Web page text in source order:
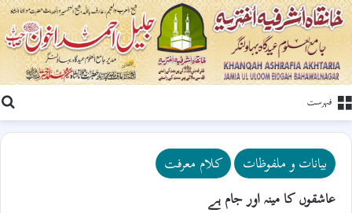
فہرست
بیانات و ملفوظات
کلام معرفت
عاشقوں کا مینہ اور جام ہے